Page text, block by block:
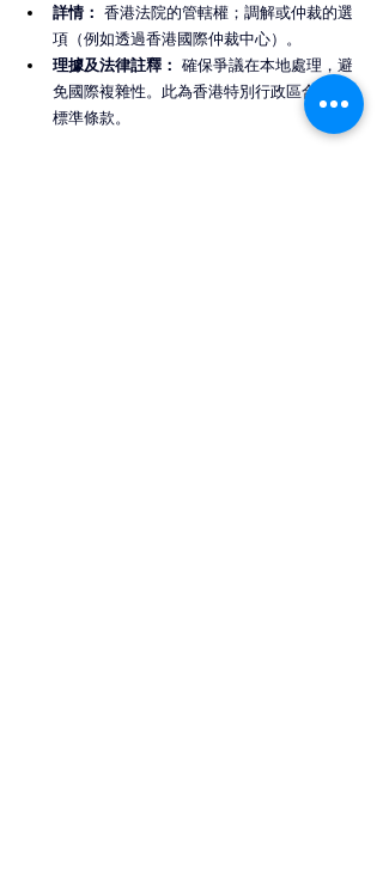
詳情： 香港法院的管轄權；調解或仲裁的選
項（例如透過香港國際仲裁中心）。
理據及法律註釋： 確保爭議在本地處理，避
免國際複雜性。此為香港特別行政區合同的
標準條款。